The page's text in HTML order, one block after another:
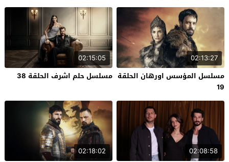
02:13:27
مسلسل المؤسس اورهان الحلقة
19
02:15:05
مسلسل حلم اشرف الحلقة 38
02:08:58
02:18:02